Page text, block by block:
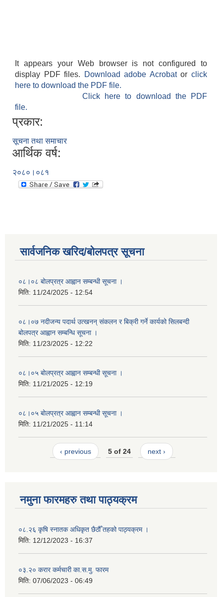
It appears your Web browser is not configured to
display PDF files.
Download adobe Acrobatorclick
here to download the PDF file.
Click here to download the PDF
file.
प्रकार:
सूचना तथा समाचार
आर्थिक वर्ष:
२०८०।०८१
सार्वजनिक खरिद/बोलपत्र सूचना
०८।०८ बोलप्रत्र आह्वान सम्बन्धी सूचना ।
मिति: 11/24/2025 - 12:54
०८।०७ नदीजन्य पदार्थ उत्खनन् संकलन र बिक्री गर्ने कार्यको सिलबन्दी
बोलपत्र आह्वान सम्बन्धि सूचना ।
मिति: 11/23/2025 - 12:22
०८।०५ बोलप्रत्र आह्वान सम्बन्धी सूचना ।
मिति: 11/21/2025 - 12:19
०८।०५ बोलप्रत्र आह्वान सम्बन्धी सूचना ।
मिति: 11/21/2025 - 11:14
‹ previous 5 of 24 next ›
नमुना फारमहरु तथा पाठ्यक्रम
०८.२६ कृषि स्‍नातक अधिकृत छैठौँ तहको पाठ्यक्रम ।
मिति: 12/12/2023 - 16:37
०३.२० करार कर्मचारी का.स.मु. फारम
मिति: 07/06/2023 - 06:49